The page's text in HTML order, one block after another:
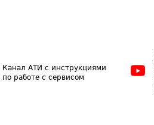
Канал АТИ с инструкциями
по работе с сервисом